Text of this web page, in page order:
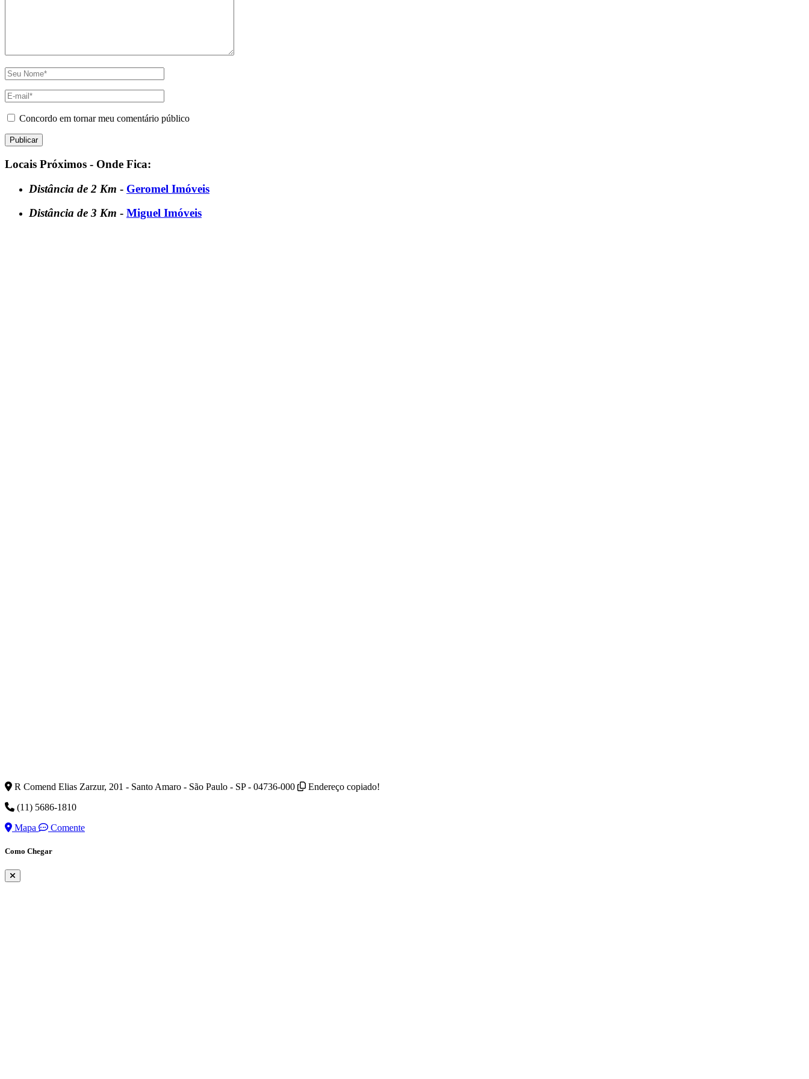
Concordo em tornar meu comentário público
Locais Próximos - Onde Fica:
Distância de 2 Km - Geromel Imóveis
Distância de 3 Km - Miguel Imóveis
R Comend Elias Zarzur, 201 - Santo Amaro - São Paulo - SP - 04736-000
Endereço copiado!
(11) 5686-1810
Mapa
Comente
Como Chegar